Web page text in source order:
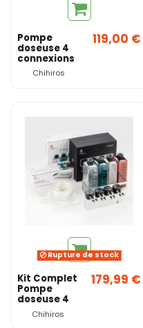
Pompe
doseuse 4
connexions
(pilotable via
appli) -
Chihiros
119,00 €
Rupture de stock
Kit Complet
Pompe
doseuse 4
connexions
(pilotable via
Chihiros
179,99 €